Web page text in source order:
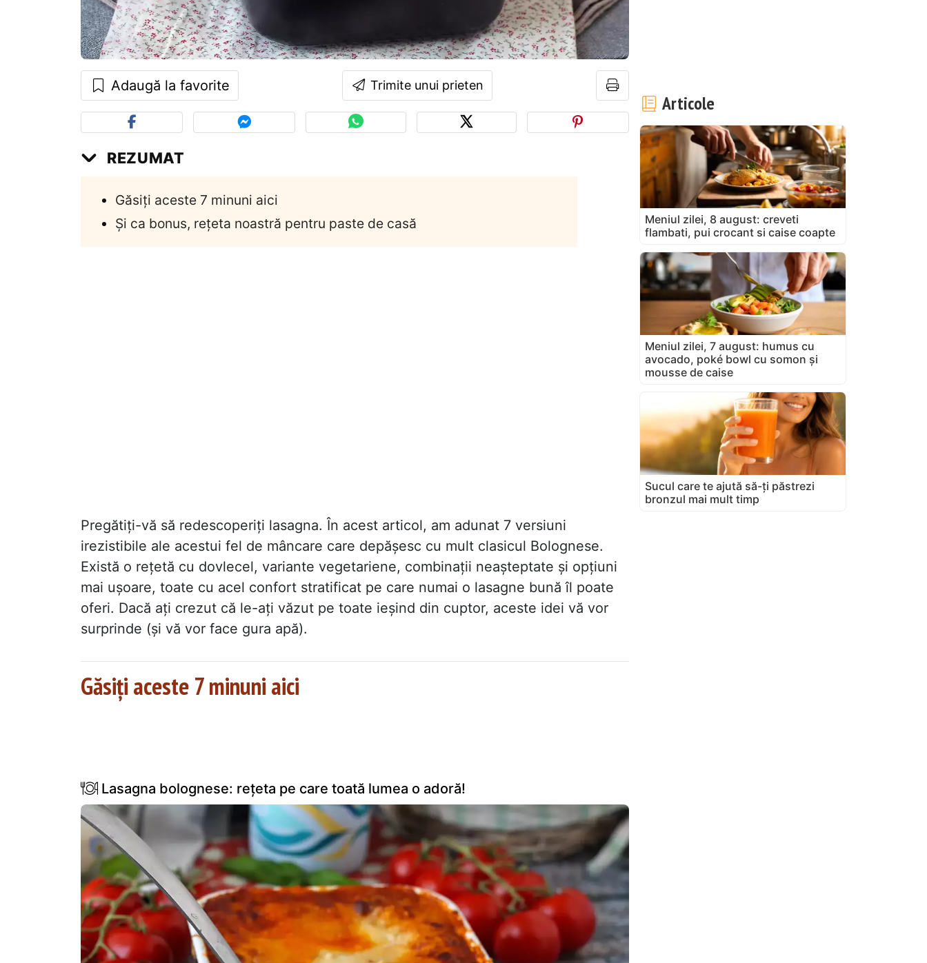
Adaugă la favorite Trimite unui prieten
REZUMAT
Găsiți aceste 7 minuni aici
Și ca bonus, rețeta noastră pentru paste de casă
Pregătiți-vă să redescoperiți lasagna. În acest articol, am adunat 7 versiuni
irezistibile ale acestui fel de mâncare care depășesc cu mult clasicul Bolognese.
Există o rețetă cu dovlecel, variante vegetariene, combinații neașteptate și opțiuni
mai ușoare, toate cu acel confort stratificat pe care numai o lasagne bună îl poate
oferi. Dacă ați crezut că le-ați văzut pe toate ieșind din cuptor, aceste idei vă vor
surprinde (și vă vor face gura apă).
Găsiți aceste 7 minuni aici
Lasagna bolognese: rețeta pe care toată lumea o adoră!
Articole
Meniul zilei, 8 august: creveti
flambati, pui crocant si caise coapte
Meniul zilei, 7 august: humus cu
avocado, poké bowl cu somon și
mousse de caise
Sucul care te ajută să-ți păstrezi
bronzul mai mult timp